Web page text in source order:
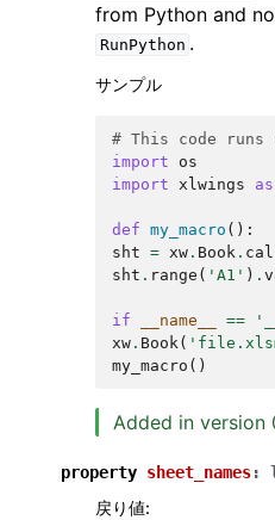
from Python and
RunPython .
サンプル
# This code runs
import
os
import xlwings as
def my_macro ():
sht = xw . Book .
sht . range ( 'A1' ) .
if __name__ ==
xw . Book(
my_macro ()
Added in version
property sheet_names:
戻り値: